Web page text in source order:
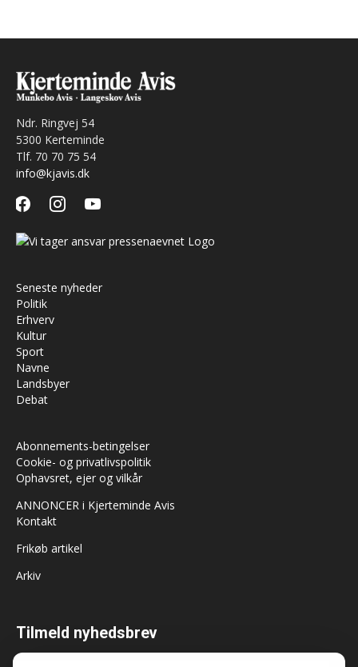
Ndr. Ringvej 54
5300 Kerteminde
Tlf. 70 70 75 54
info@kjavis.dk
facebookinstagramyoutube
Seneste nyheder
Politik
Erhverv
Kultur
Sport
Navne
Landsbyer
Debat
Abonnements-betingelser
Cookie- og privatlivspolitik
Ophavsret, ejer og vilkår
ANNONCER i Kjerteminde Avis
Kontakt
Frikøb artikel
Arkiv
Tilmeld nyhedsbrev